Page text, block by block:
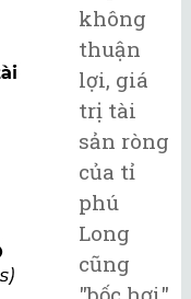
không
thuận
lợi, giá
trị tài
sản ròng
của tỉ
phú
Long
cũng